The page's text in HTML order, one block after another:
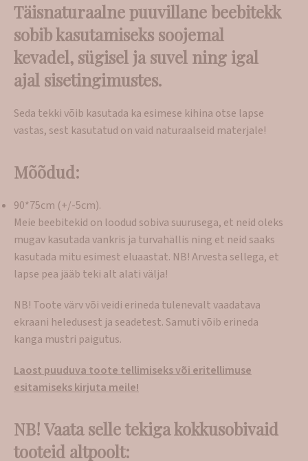
Täisnaturaalne puuvillane beebitekk
sobib kasutamiseks soojemal
kevadel, sügisel ja suvel ning igal
ajal sisetingimustes.
Seda tekki võib kasutada ka esimese kihina otse lapse
vastas, sest kasutatud on vaid naturaalseid materjale!
Mõõdud:
90*75cm (+/-5cm).
Meie beebitekid on loodud sobiva suurusega, et neid oleks
mugav kasutada vankris ja turvahällis ning et neid saaks
kasutada mitu esimest eluaastat. NB! Arvesta sellega, et
lapse pea jääb teki alt alati välja!
NB! Toote värv või veidi erineda tulenevalt vaadatava
ekraani heledusest ja seadetest. Samuti võib erineda
kanga mustri paigutus.
Laost puuduva toote tellimiseks või eritellimuse
esitamiseks kirjuta meile!
NB! Vaata selle tekiga kokkusobivaid
tooteid altpoolt: